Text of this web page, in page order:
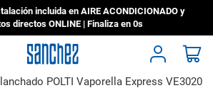
incluida en AIRE ACONDICIONADO y
directos ONLINE | Finaliza en 0s
POLTI Vaporella Express VE3020